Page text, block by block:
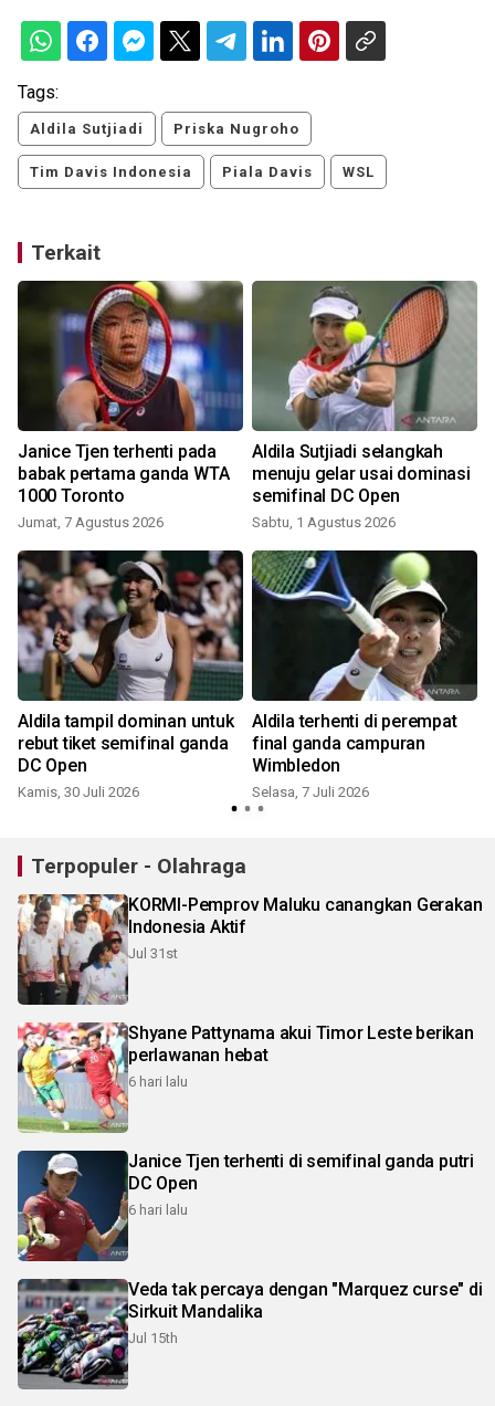
Tags:
Aldila Sutjiadi Priska Nugroho
Tim Davis Indonesia Piala Davis WSL
Terkait
Janice Tjen terhenti pada
babak pertama ganda WTA
1000 Toronto
Jumat, 7 Agustus 2026
Aldila Sutjiadi selangkah
menuju gelar usai dominasi
semifinal DC Open
Sabtu, 1 Agustus 2026
Aldila tampil dominan untuk
rebut tiket semifinal ganda
DC Open
Kamis, 30 Juli 2026
Aldila terhenti di perempat
final ganda campuran
Wimbledon
Selasa, 7 Juli 2026
Terpopuler - Olahraga
KORMI-Pemprov Maluku canangkan Gerakan
Indonesia Aktif
Jul 31st
Shyane Pattynama akui Timor Leste berikan
perlawanan hebat
6 hari lalu
Janice Tjen terhenti di semifinal ganda putri
DC Open
6 hari lalu
Veda tak percaya dengan "Marquez curse" di
Sirkuit Mandalika
Jul 15th